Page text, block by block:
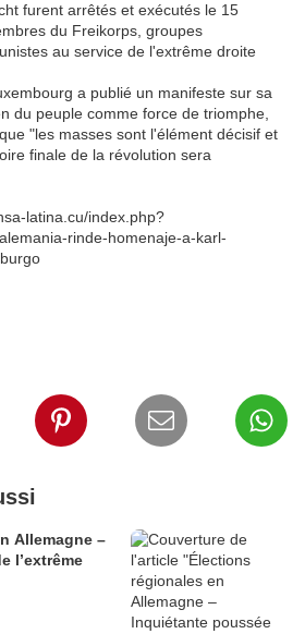
furent arrêtés et exécutés le 15
du Freikorps, groupes
au service de l'extrême droite
a publié un manifeste sur sa
du peuple comme force de triomphe,
"les masses sont l'élément décisif et
finale de la révolution sera
latina.cu/index.php?
rinde-homenaje-a-karl-
Allemagne –
l’extrême